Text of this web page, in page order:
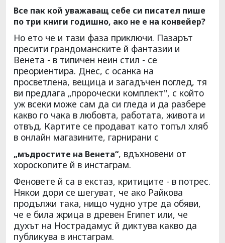
Все пак кой уважаващ себе си писател пише
по три книги годишно, ако не е на конвейер?
Но ето че и тази фаза приключи. Пазарът
пресити грандоманските й фантазии и
Венета - в типичен неин стил - се
преориентира. Днес, с осанка на
просветлена, вещица и загадъчен поглед, тя
ви предлага „пророчески комплект", с който
уж всеки може сам да си гледа и да разбере
какво го чака в любовта, работата, живота и
отвъд. Картите се продават като топъл хляб
в онлайн магазините, гарнирани с
„мъдростите на Венета“, вдъхновени от
хороскопите й в инстаграм.
Феновете й са в екстаз, критиците - в потрес.
Някои дори се шегуват, че ако Райкова
продължи така, нищо чудно утре да обяви,
че е била жрица в древен Египет или, че
духът на Нострадамус й диктува какво да
публикува в инстаграм.